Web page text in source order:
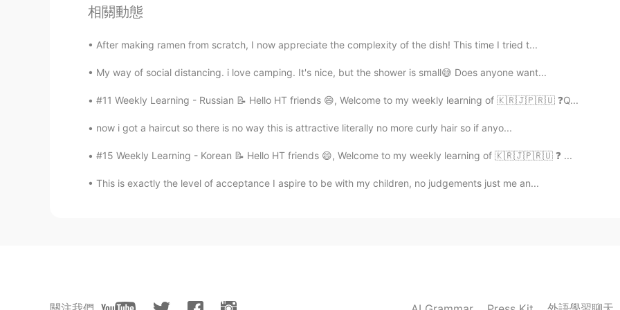
Cece 2020.09.26 21:11
Espectacular 👏 👌
EN ES
@Mar sin coche es en Normandía, Francia
相關動態
After making ramen from scratch, I now appreciate the complexity of the dish! This time I tried t...
My way of social distancing. i love camping. It's nice, but the shower is small😅 Does anyone want...
#11 Weekly Learning - Russian 📝 Hello HT friends 😄, Welcome to my weekly learning of 🇰🇷🇯🇵🇷🇺 ❓Q...
now i got a haircut so there is no way this is attractive literally no more curly hair so if anyo...
#15 Weekly Learning - Korean 📝 Hello HT friends 😄, Welcome to my weekly learning of 🇰🇷🇯🇵🇷🇺 ❓ ...
This is exactly the level of acceptance I aspire to be with my children, no judgements just me an...